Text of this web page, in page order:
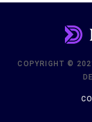
COPYRIGHT ©